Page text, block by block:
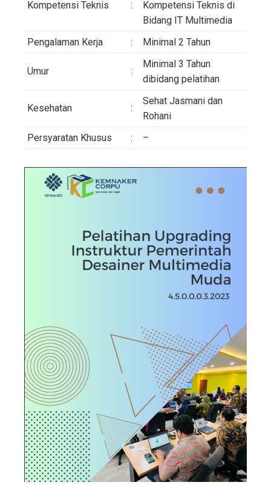
Kompetensi Teknis :
Kompetensi Teknis di
Bidang IT Multimedia
Pengalaman Kerja
: Minimal 2 Tahun
Umur :
Minimal 3 Tahun
dibidang pelatihan
Kesehatan :
Sehat Jasmani dan
Rohani
Persyaratan Khusus
: –